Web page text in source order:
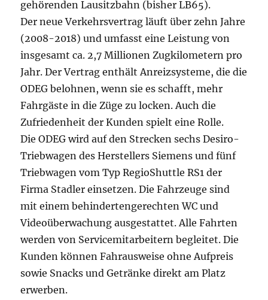
gehörenden Lausitzbahn (bisher LB65).
Der neue Verkehrsvertrag läuft über zehn Jahre
(2008-2018) und umfasst eine Leistung von
insgesamt ca. 2,7 Millionen Zugkilometern pro
Jahr. Der Vertrag enthält Anreizsysteme, die die
ODEG belohnen, wenn sie es schafft, mehr
Fahrgäste in die Züge zu locken. Auch die
Zufriedenheit der Kunden spielt eine Rolle.
Die ODEG wird auf den Strecken sechs Desiro-
Triebwagen des Herstellers Siemens und fünf
Triebwagen vom Typ RegioShuttle RS1 der
Firma Stadler einsetzen. Die Fahrzeuge sind
mit einem behindertengerechten WC und
Videoüberwachung ausgestattet. Alle Fahrten
werden von Servicemitarbeitern begleitet. Die
Kunden können Fahrausweise ohne Aufpreis
sowie Snacks und Getränke direkt am Platz
erwerben.